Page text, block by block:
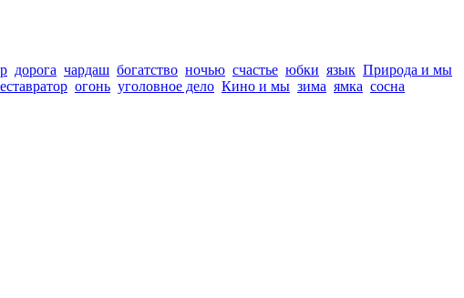
дорога чардаш богатство ночью счастье юбки язык Природа и мы
огонь уголовное дело Кино и мы зима ямка сосна